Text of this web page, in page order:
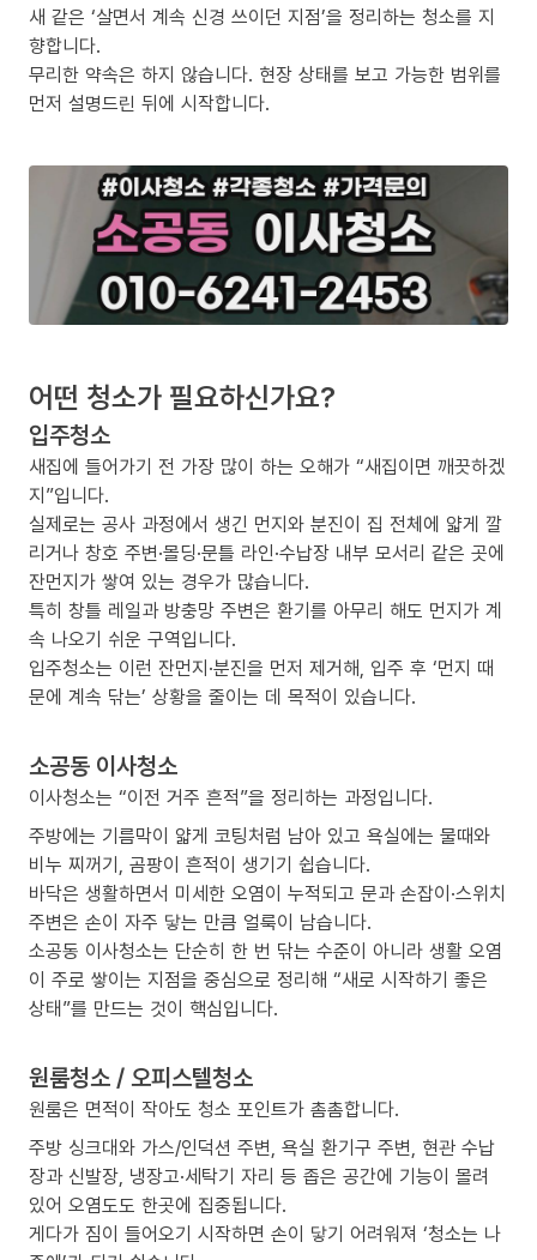
새 같은 ‘살면서 계속 신경 쓰이던 지점’을 정리하는 청소를 지
향합니다.
무리한 약속은 하지 않습니다. 현장 상태를 보고 가능한 범위를
먼저 설명드린 뒤에 시작합니다.
어떤 청소가 필요하신가요?
입주청소
새집에 들어가기 전 가장 많이 하는 오해가 “새집이면 깨끗하겠
지”입니다.
실제로는 공사 과정에서 생긴 먼지와 분진이 집 전체에 얇게 깔
리거나 창호 주변·몰딩·문틀 라인·수납장 내부 모서리 같은 곳에
잔먼지가 쌓여 있는 경우가 많습니다.
특히 창틀 레일과 방충망 주변은 환기를 아무리 해도 먼지가 계
속 나오기 쉬운 구역입니다.
입주청소는 이런 잔먼지·분진을 먼저 제거해, 입주 후 ‘먼지 때
문에 계속 닦는’ 상황을 줄이는 데 목적이 있습니다.
소공동 이사청소
이사청소는 “이전 거주 흔적”을 정리하는 과정입니다.
주방에는 기름막이 얇게 코팅처럼 남아 있고 욕실에는 물때와
비누 찌꺼기, 곰팡이 흔적이 생기기 쉽습니다.
바닥은 생활하면서 미세한 오염이 누적되고 문과 손잡이·스위치
주변은 손이 자주 닿는 만큼 얼룩이 남습니다.
소공동 이사청소는 단순히 한 번 닦는 수준이 아니라 생활 오염
이 주로 쌓이는 지점을 중심으로 정리해 “새로 시작하기 좋은
상태”를 만드는 것이 핵심입니다.
원룸청소 / 오피스텔청소
원룸은 면적이 작아도 청소 포인트가 촘촘합니다.
주방 싱크대와 가스/인덕션 주변, 욕실 환기구 주변, 현관 수납
장과 신발장, 냉장고·세탁기 자리 등 좁은 공간에 기능이 몰려
있어 오염도도 한곳에 집중됩니다.
게다가 짐이 들어오기 시작하면 손이 닿기 어려워져 ‘청소는 나